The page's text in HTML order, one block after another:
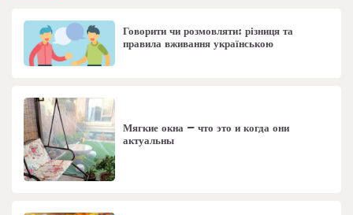
Говорити чи розмовляти: різниця та
правила вживання українською
Мягкие окна – что это и когда они
актуальны